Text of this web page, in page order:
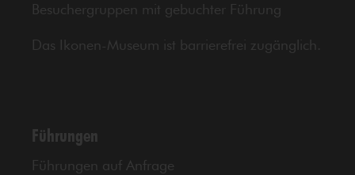
Besuchergruppen mit gebuchter Führung
Das Ikonen-Museum ist barrierefrei zugänglich.
Führungen
Führungen auf Anfrage